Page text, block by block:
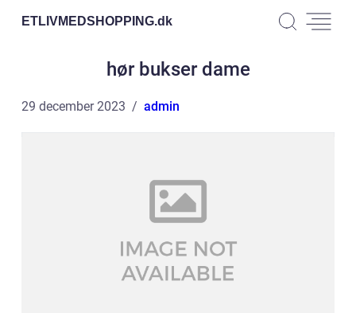
ETLIVMEDSHOPPING.dk
hør bukser dame
29 december 2023 admin